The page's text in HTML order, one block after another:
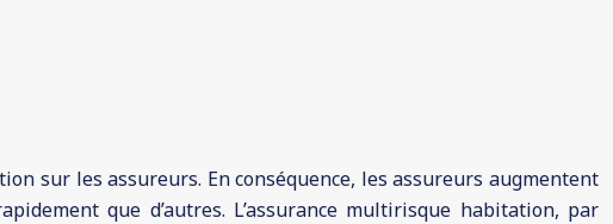
sur les assureurs. En conséquence, les assureurs augmentent
que d’autres. L’assurance multirisque habitation, par